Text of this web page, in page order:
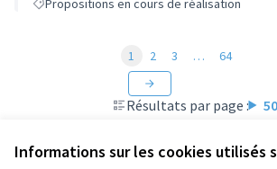
Informations sur les cookies utilisés
investir
Propositions en cours de réalisation
Résultats par page : 50
1 2 3 … 64